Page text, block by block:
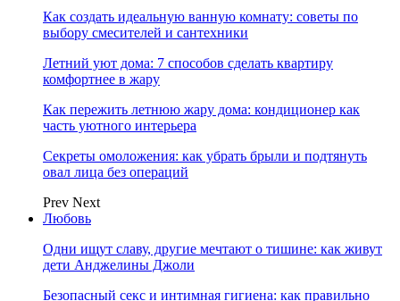
Как создать идеальную ванную комнату: советы по
выбору смесителей и сантехники
Летний уют дома: 7 способов сделать квартиру
комфортнее в жару
Как пережить летнюю жару дома: кондиционер как
часть уютного интерьера
Секреты омоложения: как убрать брыли и подтянуть
овал лица без операций
Prev Next
Любовь
Одни ищут славу, другие мечтают о тишине: как живут
дети Анджелины Джоли
Безопасный секс и интимная гигиена: как правильно